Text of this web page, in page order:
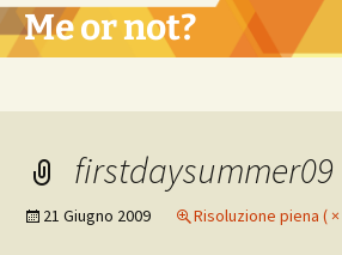
Vai
al Me or not?
firstdaysummer09
21 Giugno 2009 Risoluzione piena ( ×